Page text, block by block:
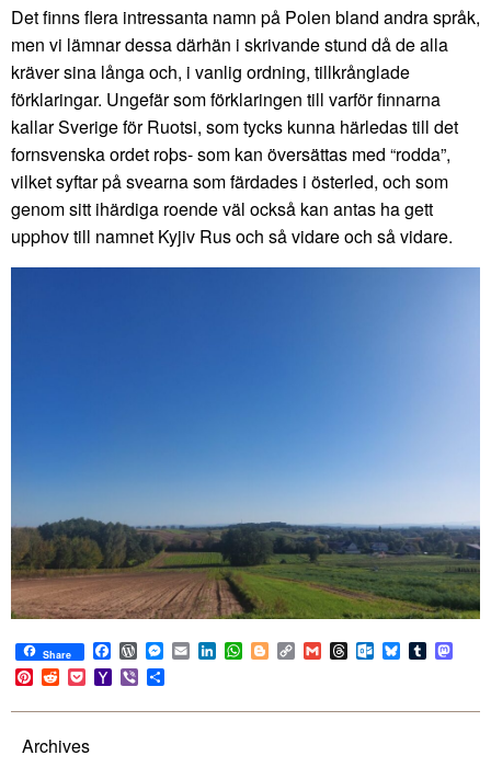
Det finns flera intressanta namn på Polen bland andra språk,
men vi lämnar dessa därhän i skrivande stund då de alla
kräver sina långa och, i vanlig ordning, tillkrånglade
förklaringar. Ungefär som förklaringen till varför finnarna
kallar Sverige för Ruotsi, som tycks kunna härledas till det
fornsvenska ordet roþs- som kan översättas med “rodda”,
vilket syftar på svearna som färdades i österled, och som
genom sitt ihärdiga roende väl också kan antas ha gett
upphov till namnet Kyjiv Rus och så vidare och så vidare.
Share Facebook
WordPress
Messenger
EmailLinkedIn
WhatsApp
BloggerCopy
Link
GmailThreadsOutlook.com
BlueskyTumblr
Pinterest
RedditPocketYahoo
Mail
Viber
Archives